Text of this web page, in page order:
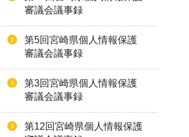
審議会議事録
第5回宮崎県個人情報保護
審議会議事録
第3回宮崎県個人情報保護
審議会議事録
第12回宮崎県個人情報保護